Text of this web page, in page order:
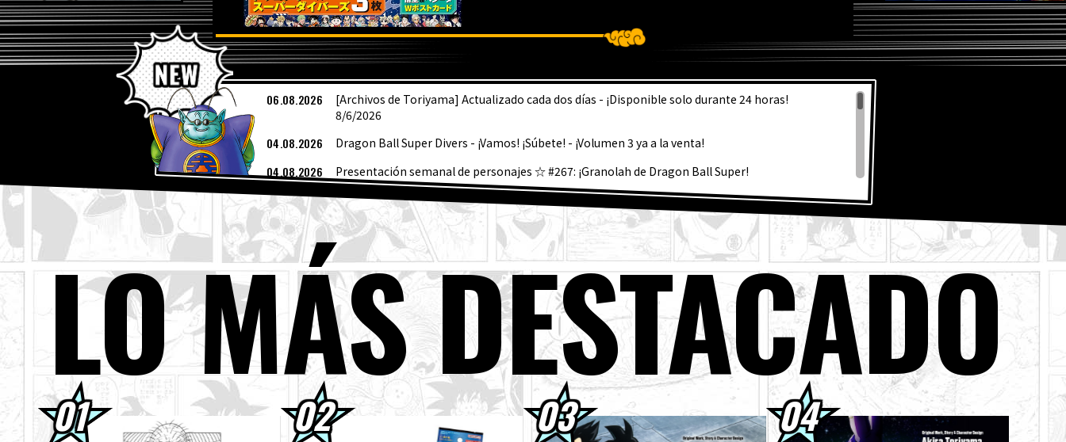
ÚLTIMAS
06.08.2026
[Archivos de Toriyama] Actualizado cada dos días - ¡Disponible solo durante 24 horas!
8/6/2026
04.08.2026 Dragon Ball Super Divers - ¡Vamos! ¡Súbete! - ¡Volumen 3 ya a la venta!
04.08.2026 Presentación semanal de personajes ☆ #267: ¡Granolah de Dragon Ball Super!
04.08.2026
¡Ya está a la venta la edición de septiembre de Saikyo Jump! ¡Descubre la fabulosa portada
de Dragon Ball SD y todos los divertidos extras!
03.08.2026 [3 de agosto] ¡Noticias semanales de Dragon Ball !
03.08.2026 ¡Super Saiyan Goku se une a la serie BLOOD OF SAIYANS !
01.08.2026
¡Los packs de avance de Dragon Ball Super Divers: La Batalla de los Saiyajin ya están a la
venta!
30.07.2026
DRAGON BALL: ¡Sparking! ¡Llega el nuevo DLC NEO de ZERO que rompe todos los límites!
¡Mira las imágenes de las nuevas características!
30.07.2026
[¡Entrevista con Hironobu Kageyama!] ¡Ya está disponible el Tema musical "ZERO" de
DRAGON BALL: Sparking! ZERO para el nuevo DLC NEO!
29.07.2026
[#101] Toyotarou intentó dibujar: ¡Un cierto personaje que luchó contra el God of
LO MÁS DESTACADO